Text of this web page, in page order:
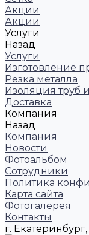
Акции
Акции
Услуги
Назад
Услуги
Изготовление
Резка металла
Изоляция труб
Доставка
Компания
Назад
Компания
Новости
Фотоальбом
Сотрудники
Политика
Карта сайта
Фотогалерея
Контакты
г.